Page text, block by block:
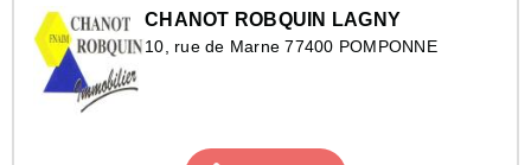
CHANOT ROBQUIN LAGNY
10, rue de Marne 77400 POMPONNE